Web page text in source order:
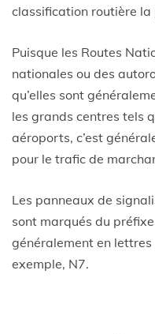
classification routière la
Puisque les Routes
nationales ou des
qu’elles sont
les grands centres tels
aéroports, c’est
pour le trafic de
Les panneaux de
sont marqués du préfixe
généralement en
exemple, N7.